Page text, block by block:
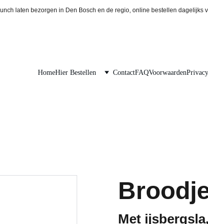
laten bezorgen in Den Bosch en de regio, online bestellen dagelijks
HomeHier Bestellen ContactFAQVoorwaarden
Met